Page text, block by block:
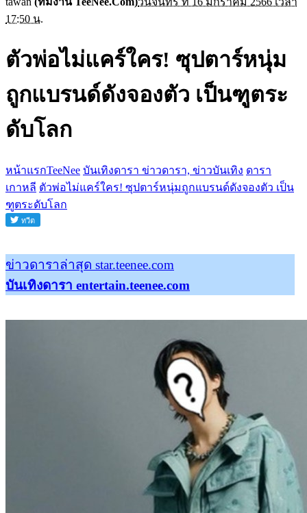
17:50 น.
ตัวพ่อไม่แคร์ใคร! ซุปตาร์หนุ่ม
ถูกแบรนด์ดังจองตัว เป็นฑูตระ
ดับโลก
หน้าแรกTeeNee บันเทิงดารา ข่าวดารา, ข่าวบันเทิง ดารา
เกาหลี ตัวพ่อไม่แคร์ใคร! ซุปตาร์หนุ่มถูกแบรนด์ดังจองตัว เป็น
ฑูตระดับโลก
ข่าวดาราล่าสุด star.teenee.com
บันเทิงดารา entertain.teenee.com